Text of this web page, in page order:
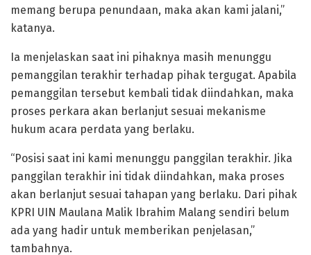
memang berupa penundaan, maka akan kami jalani,”
katanya.
Ia menjelaskan saat ini pihaknya masih menunggu
pemanggilan terakhir terhadap pihak tergugat. Apabila
pemanggilan tersebut kembali tidak diindahkan, maka
proses perkara akan berlanjut sesuai mekanisme
hukum acara perdata yang berlaku.
“Posisi saat ini kami menunggu panggilan terakhir. Jika
panggilan terakhir ini tidak diindahkan, maka proses
akan berlanjut sesuai tahapan yang berlaku. Dari pihak
KPRI UIN Maulana Malik Ibrahim Malang sendiri belum
ada yang hadir untuk memberikan penjelasan,”
tambahnya.